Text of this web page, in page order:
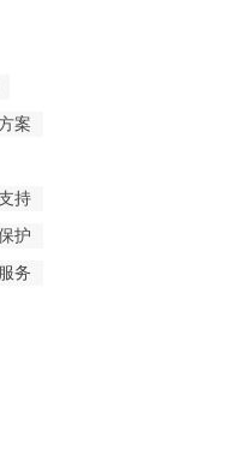
案
持
护
务